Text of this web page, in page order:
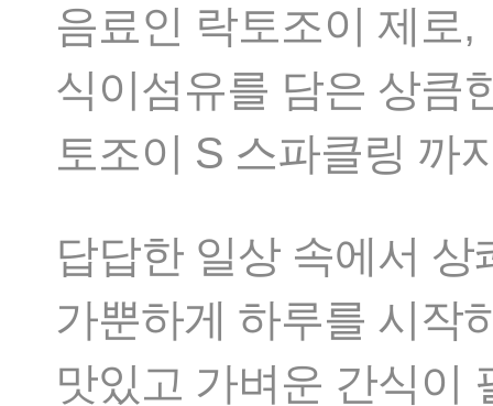
음료인 락토조이 제로,
식이섬유를 담은 상큼
토조이 S 스파클링 까
답답한 일상 속에서
가뿐하게 하루를 시작
맛있고 가벼운 간식이